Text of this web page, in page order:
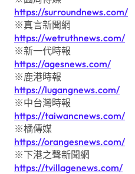
https://surroundnews.com/
※真言新聞網
https://wetruthnews.com/
※新一代時報
https://agesnews.com/
※鹿港時報
https://lugangnews.com/
※中台灣時報
https://taiwancnews.com/
※橘傳媒
https://orangesnews.com/
※下港之聲新聞網
https://tvillagenews.com/